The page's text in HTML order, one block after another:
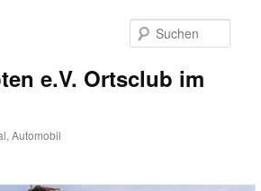
e.V. Ortsclub im
Automobil